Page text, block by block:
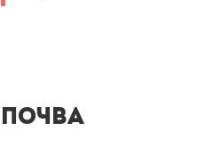
ПОЧВА